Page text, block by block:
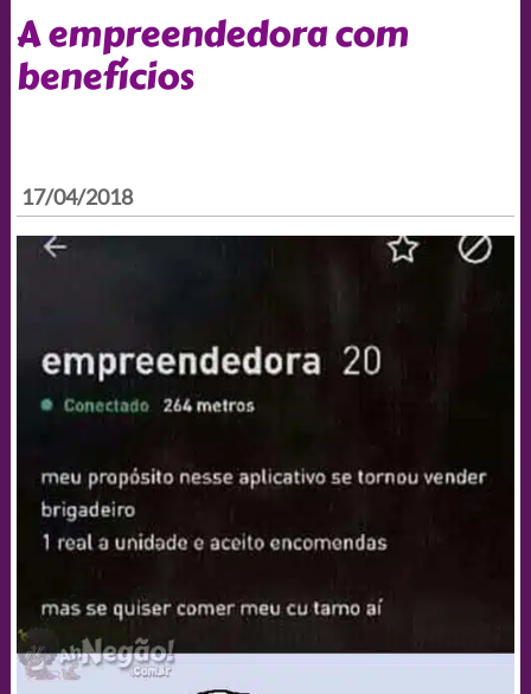
A empreendedora com
benefícios
17/04/2018